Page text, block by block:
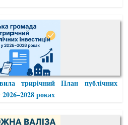
трирічний План публічних
роках